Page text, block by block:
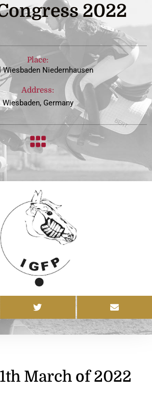
2022
Place:
Wiesbaden Niedernhausen
Address:
Wiesbaden, Germany
March of 2022